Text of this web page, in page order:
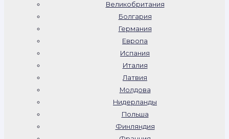
Великобритания
Болгария
Германия
Европа
Испания
Италия
Латвия
Молдова
Нидерланды
Польша
Финляндия